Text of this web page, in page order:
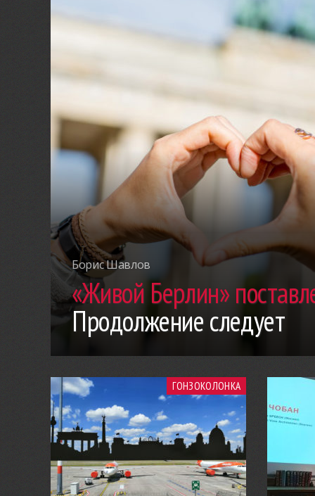
Борис Шавлов
«Живой Берлин»
Продолжение следует
ГОНЗОКОЛОНКА